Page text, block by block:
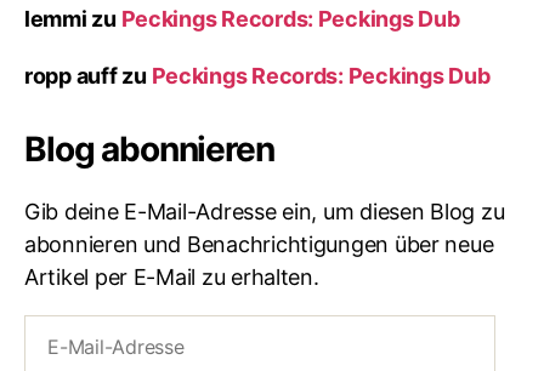
lemmi zu Peckings Records: Peckings Dub
ropp auffzu Peckings Records: Peckings Dub
Blog abonnieren
Gib deine E-Mail-Adresse ein, um diesen Blog zu
abonnieren und Benachrichtigungen über neue
Artikel per E-Mail zu erhalten.
Mail-